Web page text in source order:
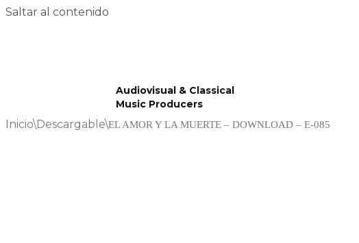
Saltar al contenido
Audiovisual & Classical
Music Producers
Inicio\Descargable\EL AMOR Y LA MUERTE – DOWNLOAD – E-085